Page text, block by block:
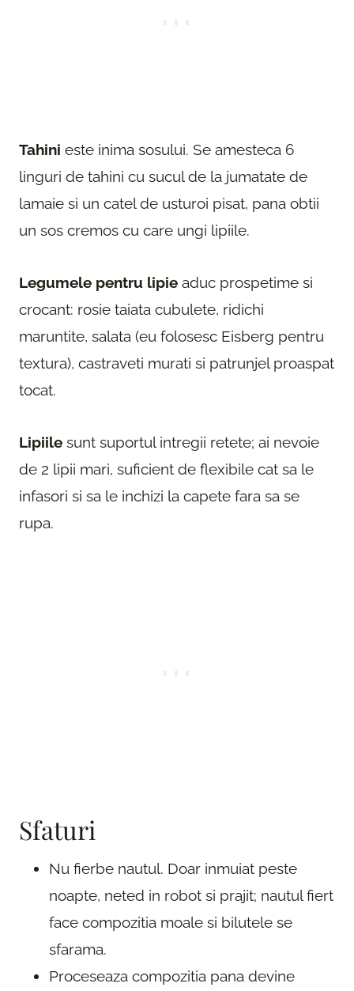
Tahini este inima sosului. Se amesteca 6
linguri de tahini cu sucul de la jumatate de
lamaie si un catel de usturoi pisat, pana obtii
un sos cremos cu care ungi lipiile.
Legumele pentru lipie aduc prospetime si
crocant: rosie taiata cubulete, ridichi
maruntite, salata (eu folosesc Eisberg pentru
textura), castraveti murati si patrunjel proaspat
tocat.
Lipiile sunt suportul intregii retete; ai nevoie
de 2 lipii mari, suficient de flexibile cat sa le
infasori si sa le inchizi la capete fara sa se
rupa.
Sfaturi
Nu fierbe nautul. Doar inmuiat peste
noapte, neted in robot si prajit; nautul fiert
face compozitia moale si bilutele se
sfarama.
Proceseaza compozitia pana devine